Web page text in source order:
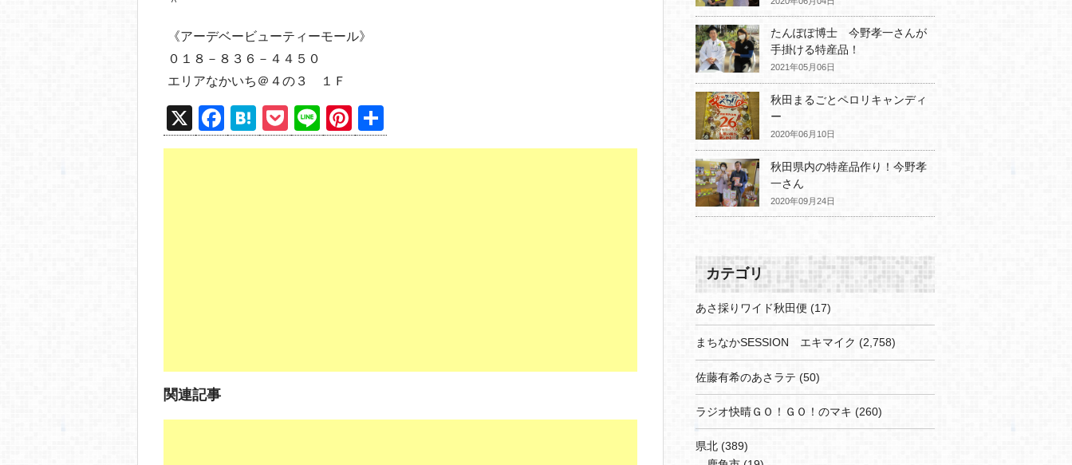
《アーデベービューティーモール》
０１８－８３６－４４５０
エリアなかいち＠４の３ １Ｆ
X
F
a
H
at
P
o
Li
n
Pi
nt 有
関連記事
たんぽぽ博士 今野孝一さんが
手掛ける特産品！
2021年05月06日
秋田まるごとペロリキャンディ
ー
2020年06月10日
秋田県内の特産品作り！今野孝
一さん
2020年09月24日
カテゴリ
あさ採りワイド秋田便 (17)
まちなかSESSION エキマイク (2,758)
佐藤有希のあさラテ (50)
ラジオ快晴ＧＯ！ＧＯ！のマキ (260)
県北 (389)